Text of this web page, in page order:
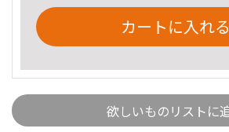
カートに入れる
欲しいものリストに